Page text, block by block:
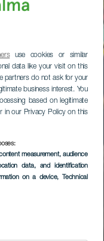
use cookies or similar
data like your visit on this
partners do not ask for your
business interest. You
based on legitimate
in our Privacy Policy on this
measurement, audience
data, and identification
on a device, Technical